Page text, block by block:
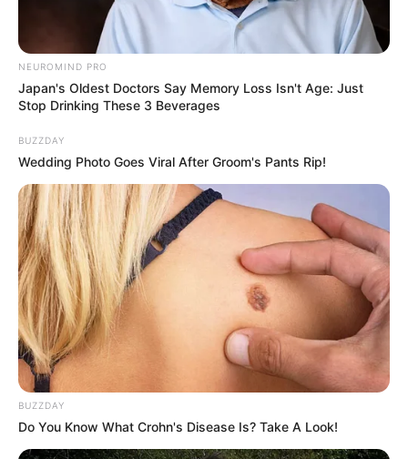
Acara TV
Kingdom: Legendary War(2021), sebagai bintang utama
NEUROMIND PRO
Japan's Oldest Doctors Say Memory Loss Isn't Age: Just
Stop Drinking These 3 Beverages
BUZZDAY
Wedding Photo Goes Viral After Groom's Pants Rip!
BUZZDAY
Do You Know What Crohn's Disease Is? Take A Look!